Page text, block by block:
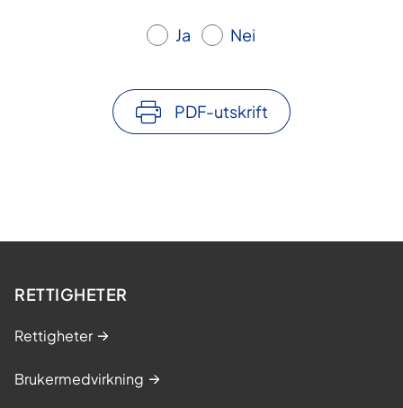
Ja Nei
PDF-utskrift
RETTIGHETER
Rettigheter
Brukermedvirkning